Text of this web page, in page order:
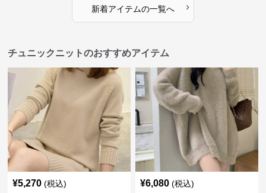
新着アイテムの一覧へ ›
チュニックニットのおすすめアイテム
¥5,270 (税込) ¥6,080 (税込)